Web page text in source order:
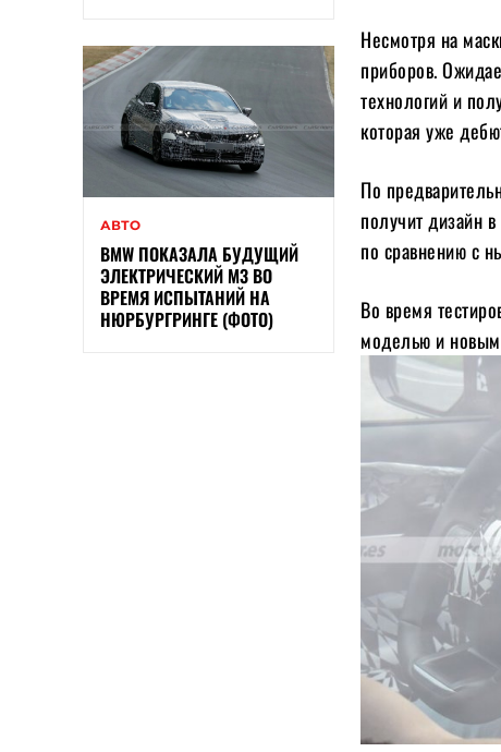
АВТО
BMW ПОКАЗАЛА БУДУЩИЙ
ЭЛЕКТРИЧЕСКИЙ M3 ВО
ВРЕМЯ ИСПЫТАНИЙ НА
НЮРБУРГРИНГЕ (ФОТО)
Несмотря на
приборов.
технологий и
которая уже
По
получит дизайн
по сравнению с
Во время
моделью и